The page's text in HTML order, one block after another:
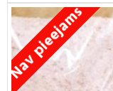
Nav pieejams